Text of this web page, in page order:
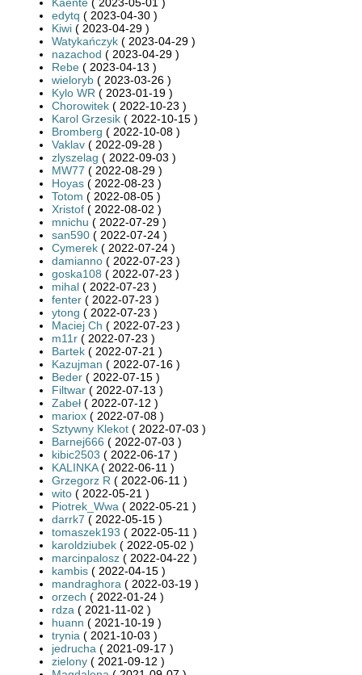
edytq ( 2023-04-30 )
Kiwi ( 2023-04-29 )
Watykańczyk ( 2023-04-29 )
nazachod ( 2023-04-29 )
Rebe ( 2023-04-13 )
wieloryb ( 2023-03-26 )
Kylo WR ( 2023-01-19 )
Chorowitek ( 2022-10-23 )
Karol Grzesik ( 2022-10-15 )
Bromberg ( 2022-10-08 )
Vaklav ( 2022-09-28 )
zlyszelag ( 2022-09-03 )
MW77 ( 2022-08-29 )
Hoyas ( 2022-08-23 )
Totom ( 2022-08-05 )
Xristof ( 2022-08-02 )
mnichu ( 2022-07-29 )
san590 ( 2022-07-24 )
Cymerek ( 2022-07-24 )
damianno ( 2022-07-23 )
goska108 ( 2022-07-23 )
mihal ( 2022-07-23 )
fenter ( 2022-07-23 )
ytong ( 2022-07-23 )
Maciej Ch ( 2022-07-23 )
m11r ( 2022-07-23 )
Bartek ( 2022-07-21 )
Kazujman ( 2022-07-16 )
Beder ( 2022-07-15 )
Filtwar ( 2022-07-13 )
Zabeł ( 2022-07-12 )
mariox ( 2022-07-08 )
Sztywny Klekot ( 2022-07-03 )
Barnej666 ( 2022-07-03 )
kibic2503 ( 2022-06-17 )
KALINKA( 2022-06-11 )
Grzegorz R ( 2022-06-11 )
wito ( 2022-05-21 )
Piotrek_Wwa ( 2022-05-21 )
darrk7 ( 2022-05-15 )
tomaszek193 ( 2022-05-11 )
karoldziubek ( 2022-05-02 )
marcinpalosz ( 2022-04-22 )
kambis ( 2022-04-15 )
mandraghora ( 2022-03-19 )
orzech ( 2022-01-24 )
rdza ( 2021-11-02 )
huann ( 2021-10-19 )
trynia ( 2021-10-03 )
jedrucha ( 2021-09-17 )
zielony ( 2021-09-12 )